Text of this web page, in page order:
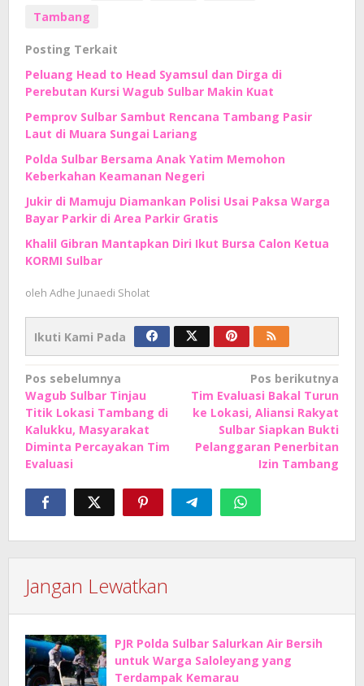
Tambang
Posting Terkait
Peluang Head to Head Syamsul dan Dirga di
Perebutan Kursi Wagub Sulbar Makin Kuat
Pemprov Sulbar Sambut Rencana Tambang Pasir
Laut di Muara Sungai Lariang
Polda Sulbar Bersama Anak Yatim Memohon
Keberkahan Keamanan Negeri
Jukir di Mamuju Diamankan Polisi Usai Paksa Warga
Bayar Parkir di Area Parkir Gratis
Khalil Gibran Mantapkan Diri Ikut Bursa Calon Ketua
KORMI Sulbar
oleh Adhe Junaedi Sholat
Ikuti Kami Pada
Navigasi
pos
Pos sebelumnya
Wagub Sulbar Tinjau
Titik Lokasi Tambang di
Kalukku, Masyarakat
Diminta Percayakan Tim
Evaluasi
Pos berikutnya
Tim Evaluasi Bakal Turun
ke Lokasi, Aliansi Rakyat
Sulbar Siapkan Bukti
Pelanggaran Penerbitan
Izin Tambang
Jangan Lewatkan
PJR Polda Sulbar Salurkan Air Bersih
untuk Warga Saloleyang yang
Terdampak Kemarau